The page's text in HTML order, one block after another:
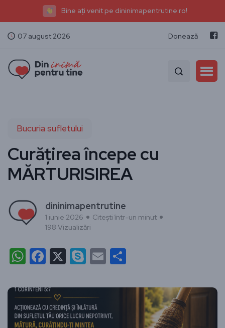
Bine ați venit pe dininimapentrutine.ro!
07 august 2026 Donează
Bucuria sufletului
Curățirea începe cu
MĂRTURISIREA
dininimapentrutine
1 iunie 2026
Citești într-un minut
198 Vizualizări
WhatsApp
Facebook
X Skype
Email